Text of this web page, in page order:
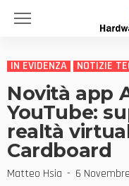
IN EVIDENZA NOTIZIE
Novità app
YouTube:
realtà
Cardboard
Matteo Hsia 6